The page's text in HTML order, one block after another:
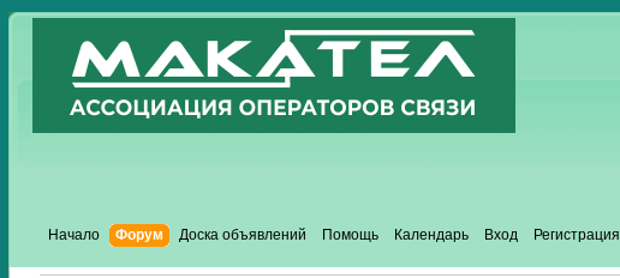
Начало Форум Доска объявлений Помощь Календарь Вход Регистрация